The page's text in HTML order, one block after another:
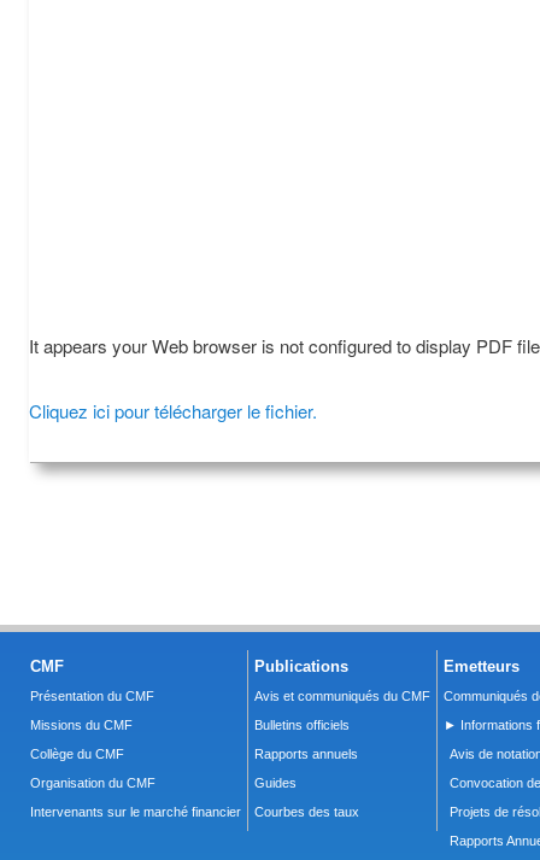
It appears your Web browser is not configured to display PDF
Cliquez ici pour télécharger le fichier.
CMF
Présentation du CMF
Missions du CMF
Collège du CMF
Organisation du CMF
Intervenants sur le marché financier
Publications
Avis et communiqués du CMF
Bulletins officiels
Rapports annuels
Guides
Courbes des taux
Emetteurs
Communiqués
► Informations
Avis de
Convocation
Projets de
Rapports